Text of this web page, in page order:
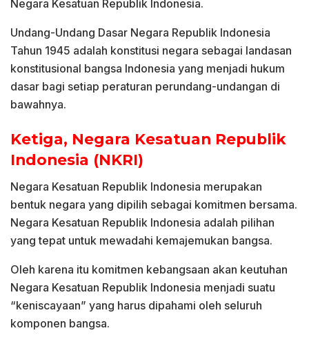
Negara Kesatuan Republik Indonesia.
Undang-Undang Dasar Negara Republik Indonesia
Tahun 1945 adalah konstitusi negara sebagai landasan
konstitusional bangsa Indonesia yang menjadi hukum
dasar bagi setiap peraturan perundang-undangan di
bawahnya.
Ketiga, Negara Kesatuan Republik
Indonesia (NKRI)
Negara Kesatuan Republik Indonesia merupakan
bentuk negara yang dipilih sebagai komitmen bersama.
Negara Kesatuan Republik Indonesia adalah pilihan
yang tepat untuk mewadahi kemajemukan bangsa.
Oleh karena itu komitmen kebangsaan akan keutuhan
Negara Kesatuan Republik Indonesia menjadi suatu
“keniscayaan” yang harus dipahami oleh seluruh
komponen bangsa.